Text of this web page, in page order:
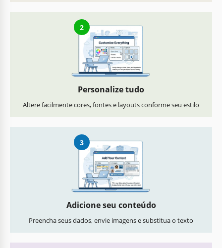
2
Personalize tudo
Altere facilmente cores, fontes e layouts conforme seu estilo
3
Adicione seu conteúdo
Preencha seus dados, envie imagens e substitua o texto